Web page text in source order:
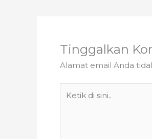
Tinggalkan
Alamat email Anda